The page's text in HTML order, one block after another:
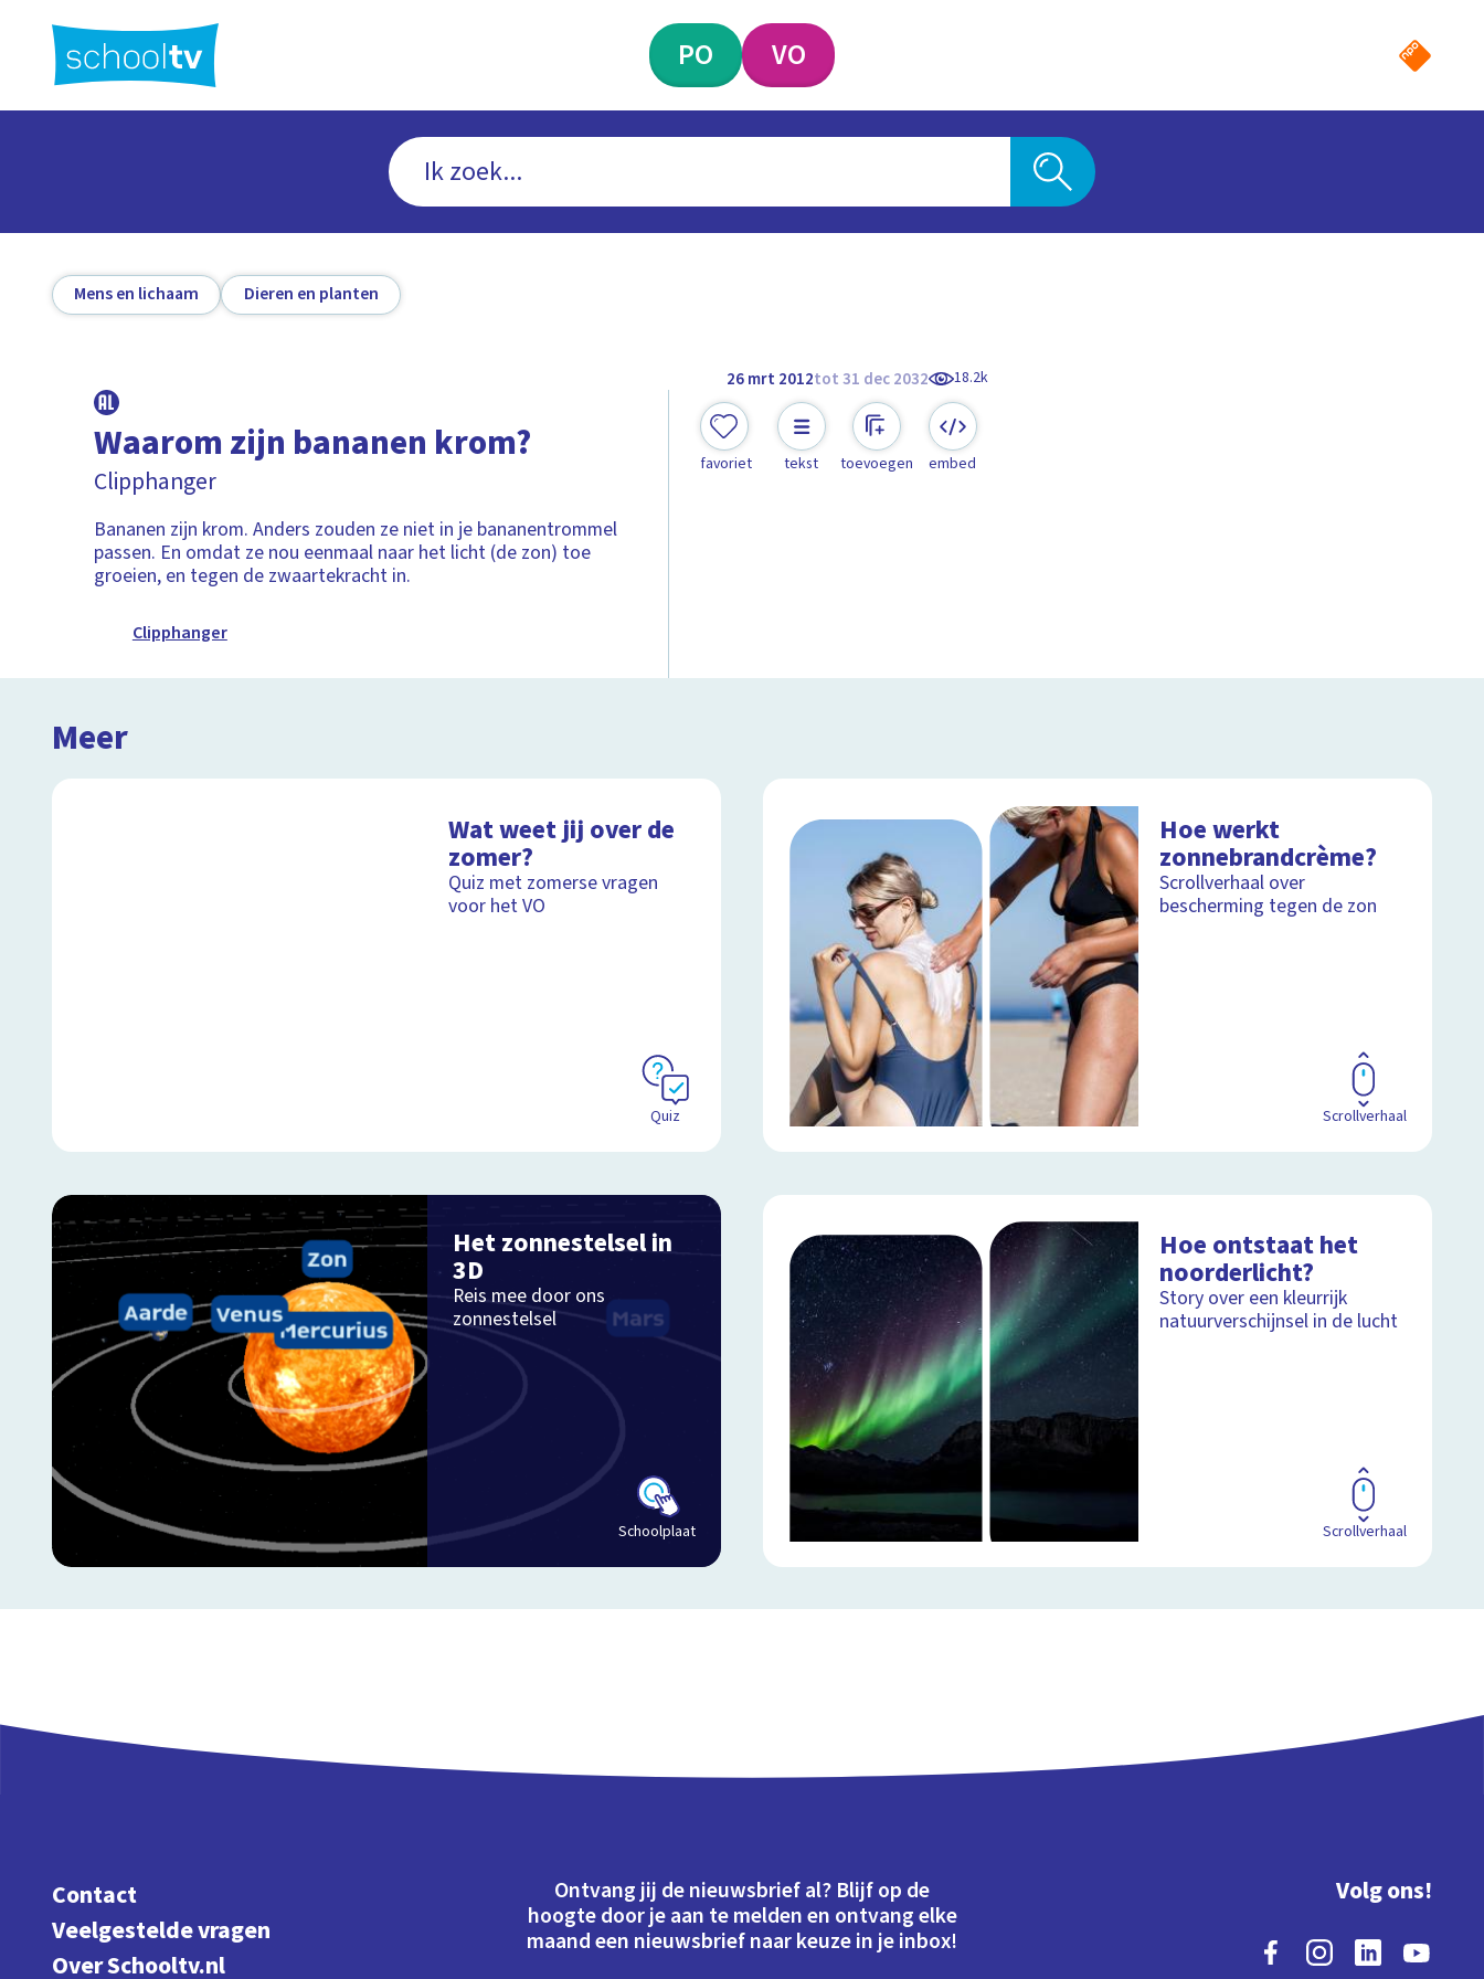
hoofdinhoud
PO VO
Mens en lichaam Dieren en planten
26 mrt 2012tot 31 dec 2032 18.2k
Waarom zijn bananen krom?
Clipphanger
Bananen zijn krom. Anders zouden ze niet in je bananentrommel
passen. En omdat ze nou eenmaal naar het licht (de zon) toe
groeien, en tegen de zwaartekracht in.
Clipphanger
favoriet tekst toevoegen embed
Meer
Wat weet jij over de
zomer?
Quiz met zomerse vragen
voor het VO
Quiz
Hoe werkt
zonnebrandcrème?
Scrollverhaal over
bescherming tegen de zon
Scrollverhaal
Het zonnestelsel in
3D
Reis mee door ons
zonnestelsel
Schoolplaat
Hoe ontstaat het
noorderlicht?
Story over een kleurrijk
natuurverschijnsel in de lucht
Scrollverhaal
Contact
Veelgestelde vragen
Over Schooltv.nl
Ontvang jij de nieuwsbrief al? Blijf op de
hoogte door je aan te melden en ontvang elke
maand een nieuwsbrief naar keuze in je inbox!
Volg ons!